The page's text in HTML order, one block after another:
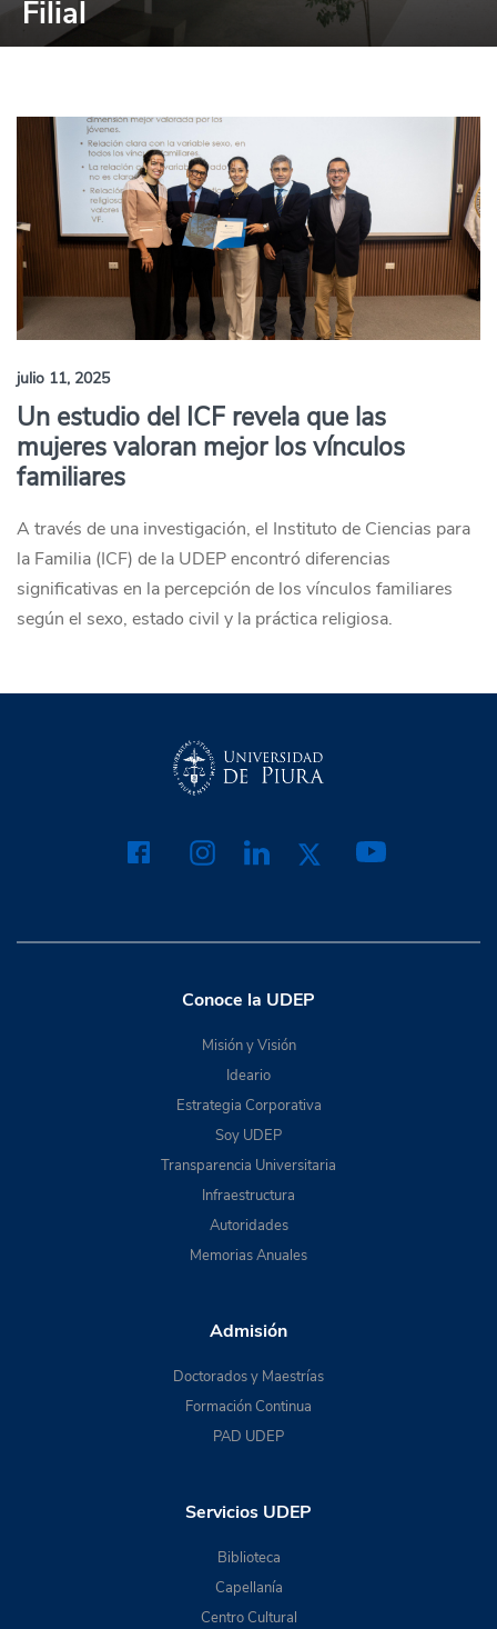
Filial
julio 11, 2025
Un estudio del ICF revela que las
mujeres valoran mejor los vínculos
familiares
A través de una investigación, el Instituto de Ciencias para
la Familia (ICF) de la UDEP encontró diferencias
significativas en la percepción de los vínculos familiares
según el sexo, estado civil y la práctica religiosa.
Conoce la UDEP
Misión y Visión
Ideario
Estrategia Corporativa
Soy UDEP
Transparencia Universitaria
Infraestructura
Autoridades
Memorias Anuales
Admisión
Doctorados y Maestrías
Formación Continua
PAD UDEP
Servicios UDEP
Biblioteca
Capellanía
Centro Cultural